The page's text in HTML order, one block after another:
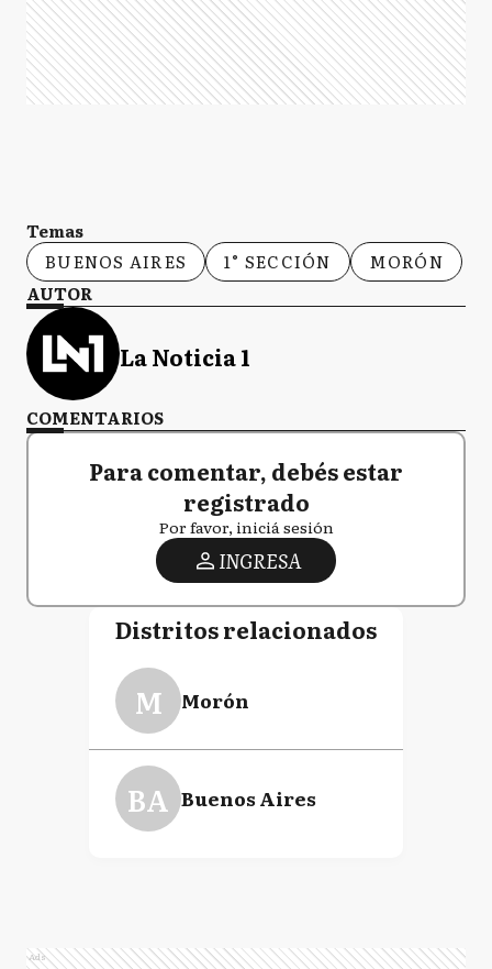
Temas
BUENOS AIRES
1° SECCIÓN
MORÓN
AUTOR
La Noticia 1
COMENTARIOS
Para comentar, debés estar
registrado
Por favor, iniciá sesión
INGRESA
Distritos relacionados
M Morón
BA Buenos Aires
Ads